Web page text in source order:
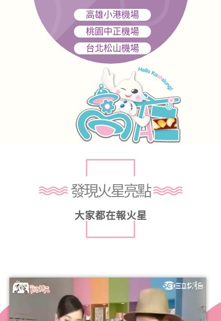
高雄小港機場
桃園中正機場
台北松山機場
發現火星亮點
大家都在報火星